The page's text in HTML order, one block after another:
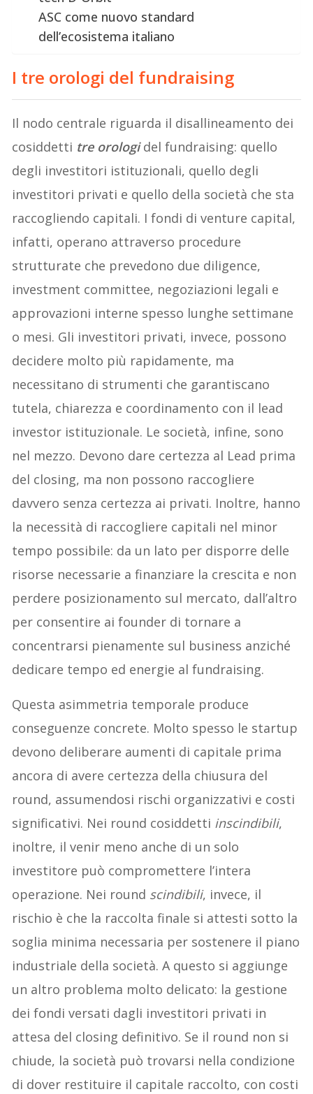
ASC come nuovo standard
dell’ecosistema italiano
I tre orologi del fundraising
Il nodo centrale riguarda il disallineamento dei
cosiddetti tre orologidel fundraising: quello
degli investitori istituzionali, quello degli
investitori privati e quello della società che sta
raccogliendo capitali. I fondi di venture capital,
infatti, operano attraverso procedure
strutturate che prevedono due diligence,
investment committee, negoziazioni legali e
approvazioni interne spesso lunghe settimane
o mesi. Gli investitori privati, invece, possono
decidere molto più rapidamente, ma
necessitano di strumenti che garantiscano
tutela, chiarezza e coordinamento con il lead
investor istituzionale. Le società, infine, sono
nel mezzo. Devono dare certezza al Lead prima
del closing, ma non possono raccogliere
davvero senza certezza ai privati. Inoltre, hanno
la necessità di raccogliere capitali nel minor
tempo possibile: da un lato per disporre delle
risorse necessarie a finanziare la crescita e non
perdere posizionamento sul mercato, dall’altro
per consentire ai founder di tornare a
concentrarsi pienamente sul business anziché
dedicare tempo ed energie al fundraising.
Questa asimmetria temporale produce
conseguenze concrete. Molto spesso le startup
devono deliberare aumenti di capitale prima
ancora di avere certezza della chiusura del
round, assumendosi rischi organizzativi e costi
significativi. Nei round cosiddetti inscindibili,
inoltre, il venir meno anche di un solo
investitore può compromettere l’intera
operazione. Nei round scindibili, invece, il
rischio è che la raccolta finale si attesti sotto la
soglia minima necessaria per sostenere il piano
industriale della società. A questo si aggiunge
un altro problema molto delicato: la gestione
dei fondi versati dagli investitori privati in
attesa del closing definitivo. Se il round non si
chiude, la società può trovarsi nella condizione
di dover restituire il capitale raccolto, con costi